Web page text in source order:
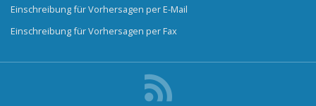
Einschreibung für Vorhersagen per E-Mail
Einschreibung für Vorhersagen per Fax